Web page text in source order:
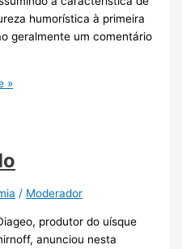
humorística à primeira
geralmente um comentário
»
/ Moderador
produtor do uísque
anunciou nesta